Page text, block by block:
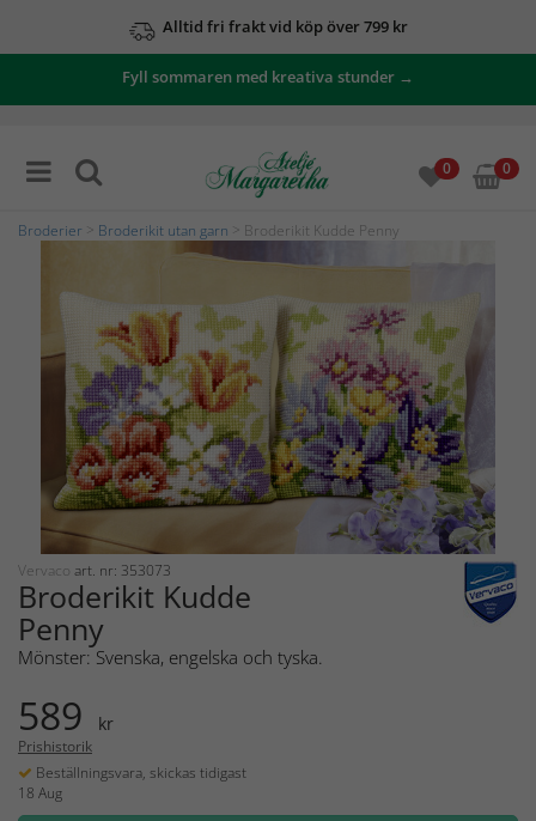
Alltid fri frakt vid köp över 799 kr
Fyll sommaren med kreativa stunder →
0 0
Broderier Broderikit utan garn > Broderikit Kudde Penny
Vervaco art. nr: 353073
Broderikit Kudde
Penny
Mönster: Svenska, engelska och tyska.
589 kr
Prishistorik
Beställningsvara, skickas tidigast
18 Aug